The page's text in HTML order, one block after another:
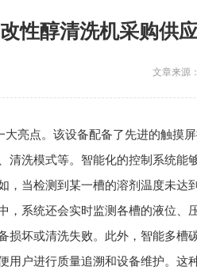
性醇清洗机采购供
文章来源：
亮点。该设备配备了先进的触摸
清洗模式等。智能化的控制系统能
，当检测到某一槽的溶剂温度未达
系统还会实时监测各槽的液位、
损坏或清洗失败。此外，智能多槽
用户进行质量追溯和设备维护。这